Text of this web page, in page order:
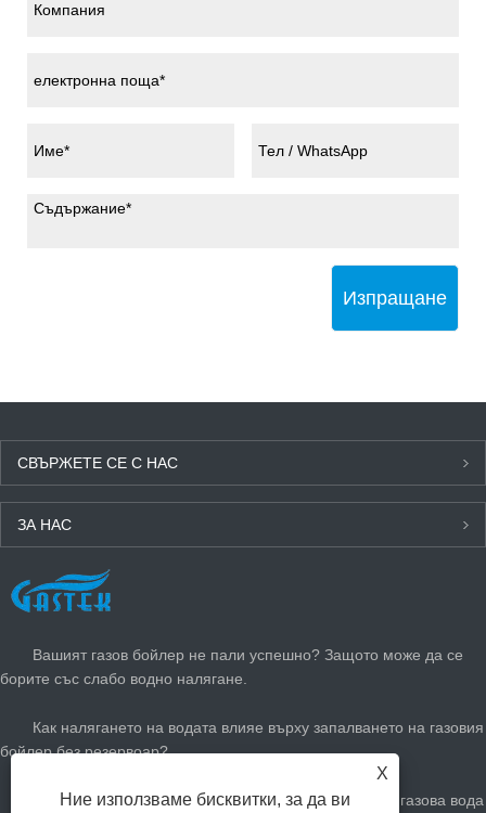
Изпращане
СВЪРЖЕТЕ СЕ С НАС
ЗА НАС
ПОСЛЕДНИ НОВИНИ
Вашият газов бойлер не пали успешно? Защото може да се
борите със слабо водно налягане.
Как налягането на водата влияе върху запалването на газовия
бойлер без резервоар?
Как да регулирате вашия незабавен нагревател за газова вода
X
Ние използваме бисквитки, за да ви